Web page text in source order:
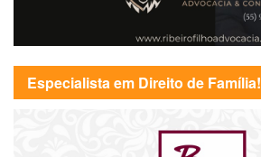
Especialista em Direito de Família!